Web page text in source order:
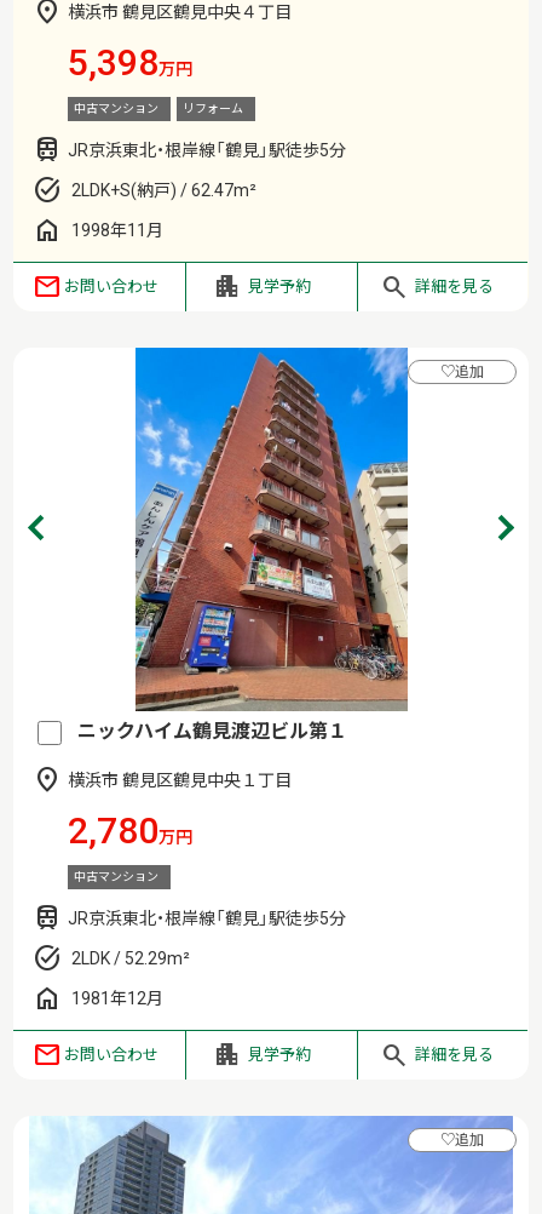
横浜市 鶴見区鶴見中央４丁目
5,398万円
中古マンション リフォーム
JR京浜東北・根岸線「鶴見」駅徒歩5分
2LDK+S(納戸) / 62.47m²
1998年11月
お問い合わせ 見学予約 詳細を見る
ニックハイム鶴見渡辺ビル第１
横浜市 鶴見区鶴見中央１丁目
2,780万円
中古マンション
JR京浜東北・根岸線「鶴見」駅徒歩5分
2LDK / 52.29m²
1981年12月
♡追加
お問い合わせ 見学予約 詳細を見る
♡追加